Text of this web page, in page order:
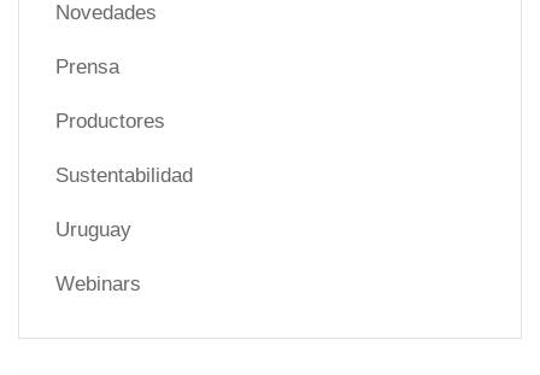
Novedades
Prensa
Productores
Sustentabilidad
Uruguay
Webinars